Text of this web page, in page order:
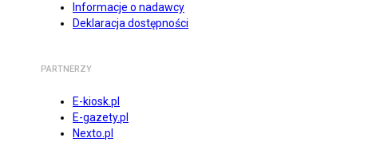
Informacje o nadawcy
Deklaracja dostępności
PARTNERZY
E-kiosk.pl
E-gazety.pl
Nexto.pl